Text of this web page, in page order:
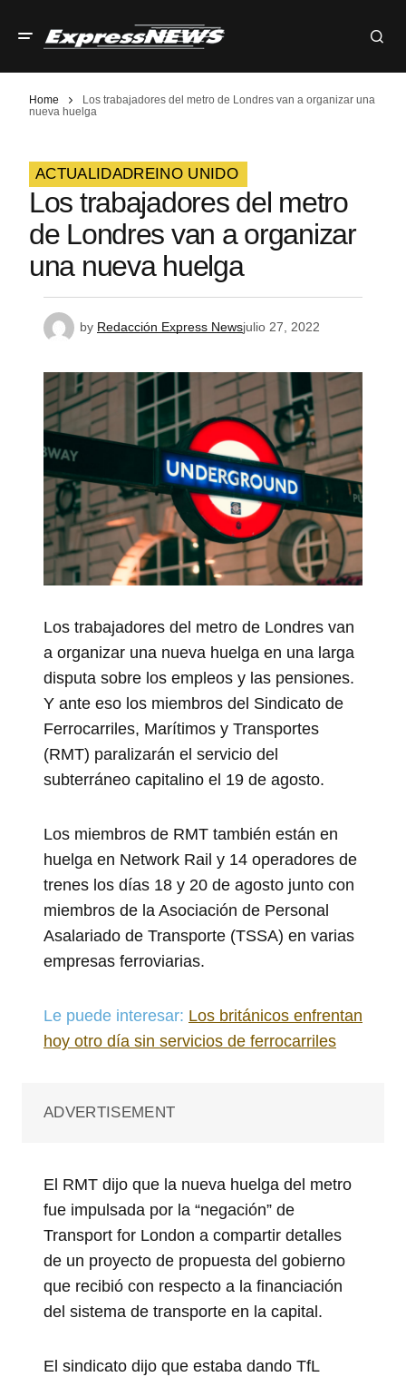
Home
Los trabajadores del metro de Londres van a organizar una
nueva huelga
ACTUALIDADREINO UNIDO
Los trabajadores del metro
de Londres van a organizar
una nueva huelga
by Redacción Express Newsjulio 27, 2022
Los trabajadores del metro de Londres van
a organizar una nueva huelga en una larga
disputa sobre los empleos y las pensiones.
Y ante eso los miembros del Sindicato de
Ferrocarriles, Marítimos y Transportes
(RMT) paralizarán el servicio del
subterráneo capitalino el 19 de agosto.
Los miembros de RMT también están en
huelga en Network Rail y 14 operadores de
trenes los días 18 y 20 de agosto junto con
miembros de la Asociación de Personal
Asalariado de Transporte (TSSA) en varias
empresas ferroviarias.
Le puede interesar: Los británicos enfrentan
hoy otro día sin servicios de ferrocarriles
ADVERTISEMENT
El RMT dijo que la nueva huelga del metro
fue impulsada por la “negación” de
Transport for London a compartir detalles
de un proyecto de propuesta del gobierno
que recibió con respecto a la financiación
del sistema de transporte en la capital.
El sindicato dijo que estaba dando TfL